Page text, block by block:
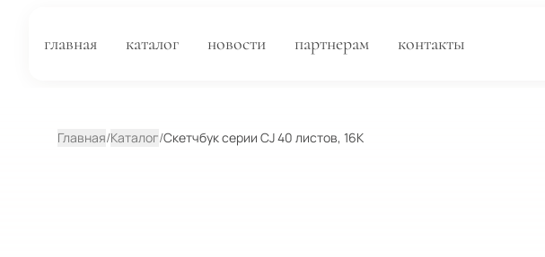
главная каталог новости партнерам контакты
Главная/Каталог/Скетчбук серии CJ 40 листов, 16K